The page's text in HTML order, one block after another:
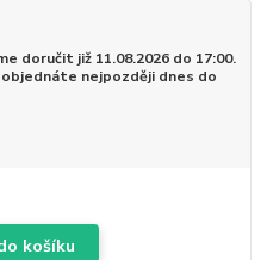
doručit již 11.08.2026 do 17:00.
nejpozději dnes do
košíku